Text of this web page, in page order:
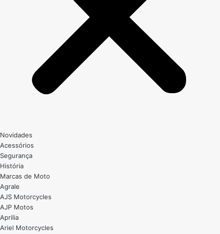
Novidades
Acessórios
Segurança
História
Marcas de Moto
Agrale
AJS Motorcycles
AJP Motos
Aprilia
Ariel Motorcycles